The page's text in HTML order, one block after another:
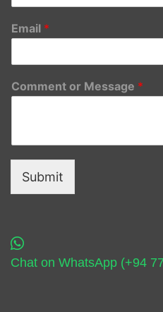
Email *
Comment or Message *
Submit
Chat on WhatsApp (+94